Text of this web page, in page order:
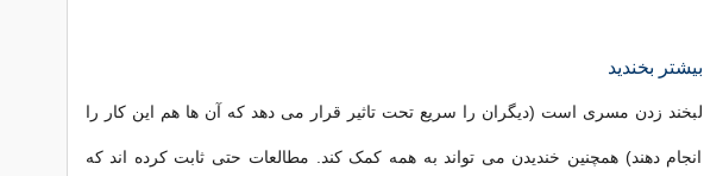
بیشتر بخندید
لبخند زدن مسری است (دیگران را سریع تحت تاثیر قرار می دهد که آن ها هم این کار را
انجام دهند) همچنین خندیدن می تواند به همه کمک کند. مطالعات حتی ثابت کرده اند که